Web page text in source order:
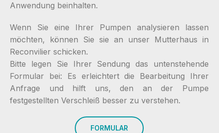
Anwendung beinhalten.
Wenn Sie eine Ihrer Pumpen analysieren lassen
möchten, können Sie sie an unser Mutterhaus in
Reconvilier schicken.
Bitte legen Sie Ihrer Sendung das untenstehende
Formular bei: Es erleichtert die Bearbeitung Ihrer
Anfrage und hilft uns, den an der Pumpe
festgestellten Verschleiß besser zu verstehen.
FORMULAR